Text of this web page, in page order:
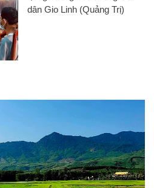
dân Gio Linh (Quảng Trị)